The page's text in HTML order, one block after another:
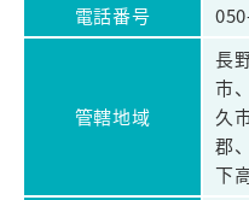
電話番号
管轄地域
長
市
久
郡
下